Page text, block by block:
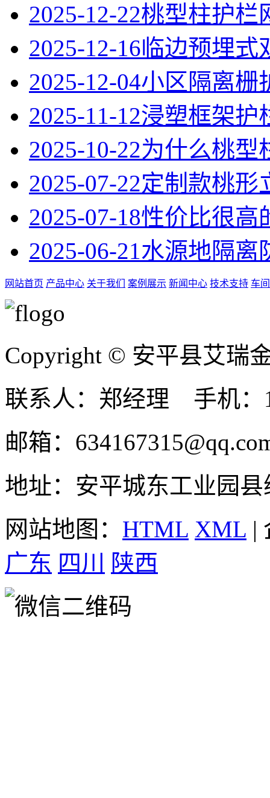
2025-12-22桃型柱护栏
2025-12-16临边预埋式
2025-12-04小区隔离栅
2025-11-12浸塑框架护
2025-10-22为什么桃型
2025-07-22定制款桃形
2025-07-18性价比很高
2025-06-21水源地隔离
网站首页 产品中心 关于我们 案例展示 新闻中心 技术支持 车
Copyright © 安平县艾瑞
联系人：郑经理 手机：
邮箱：
地址：安平城东工业园县
网站地图： HTML XML |
广东 四川 陕西